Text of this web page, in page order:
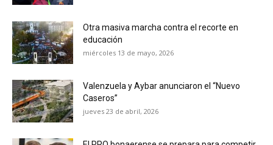
Otra masiva marcha contra el recorte en
educación
miércoles 13 de mayo, 2026
Valenzuela y Aybar anunciaron el “Nuevo
Caseros”
jueves 23 de abril, 2026